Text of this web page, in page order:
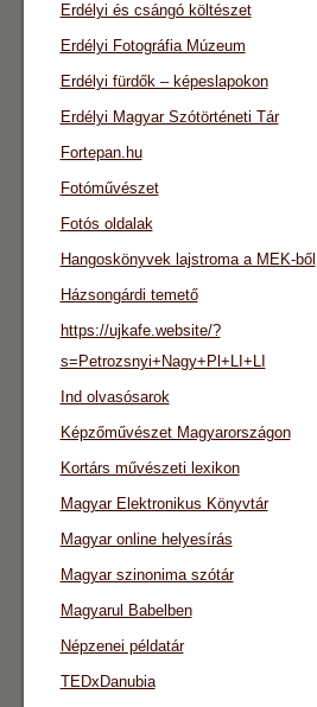
Erdélyi és csángó költészet
Erdélyi Fotográfia Múzeum
Erdélyi fürdők – képeslapokon
Erdélyi Magyar Szótörténeti Tár
Fortepan.hu
Fotóművészet
Fotós oldalak
Hangoskönyvek lajstroma a MEK-ből
Házsongárdi temető
https://ujkafe.website/?
s=Petrozsnyi+Nagy+Pl+LI+LI
Ind olvasósarok
Képzőművészet Magyarországon
Kortárs művészeti lexikon
Magyar Elektronikus Könyvtár
Magyar online helyesírás
Magyar szinonima szótár
Magyarul Babelben
Népzenei példatár
TEDxDanubia